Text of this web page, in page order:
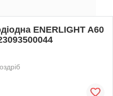
ENERLIGHT A60